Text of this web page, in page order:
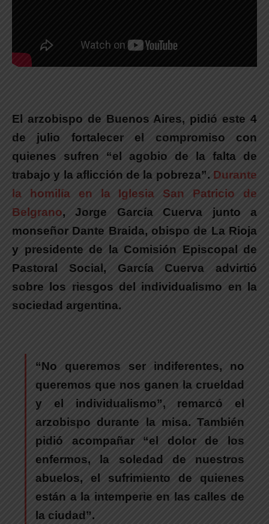
El arzobispo de Buenos Aires, pidió este 4
de julio fortalecer el compromiso con
quienes sufren “el agobio de la falta de
trabajo y la aflicción de la pobreza”. Durante
la homilía en la Iglesia San Patricio de
Belgrano, Jorge García Cuerva junto a
monseñor Dante Braida, obispo de La Rioja
y presidente de la Comisión Episcopal de
Pastoral Social, García Cuerva advirtió
sobre los riesgos del individualismo en la
sociedad argentina.
“No queremos ser indiferentes, no
queremos que nos ganen la crueldad
y el individualismo”, remarcó el
arzobispo durante la misa. También
pidió acompañar “el dolor de los
enfermos, la soledad de nuestros
abuelos, el sufrimiento de quienes
están a la intemperie en las calles de
la ciudad”.